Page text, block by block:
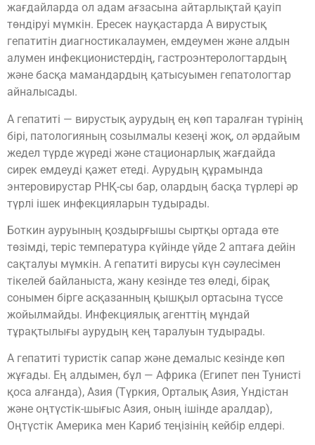
жағдайларда ол адам ағзасына айтарлықтай қауіп
төндіруі мүмкін. Ересек науқастарда А вирустық
гепатитін диагностикалаумен, емдеумен және алдын
алумен инфекционистердің, гастроэнтерологтардың
және басқа мамандардың қатысуымен гепатологтар
айналысады.
А гепатиті — вирустық аурудың ең көп таралған түрінің
бірі, патологияның созылмалы кезеңі жоқ, ол әрдайым
жедел түрде жүреді және стационарлық жағдайда
сирек емдеуді қажет етеді. Аурудың құрамында
энтеровирустар РНҚ-сы бар, олардың басқа түрлері әр
түрлі ішек инфекцияларын тудырады.
Боткин ауруының қоздырғышы сыртқы ортада өте
төзімді, теріс температура күйінде үйде 2 аптаға дейін
сақталуы мүмкін. А гепатиті вирусы күн сәулесімен
тікелей байланыста, жану кезінде тез өледі, бірақ
сонымен бірге асқазанның қышқыл ортасына түссе
жойылмайды. Инфекциялық агенттің мұндай
тұрақтылығы аурудың кең таралуын тудырады.
А гепатиті туристік сапар және демалыс кезінде көп
жұғады. Ең алдымен, бұл — Африка (Египет пен Тунисті
қоса алғанда), Азия (Түркия, Орталық Азия, Үндістан
және оңтүстік-шығыс Азия, оның ішінде аралдар),
Оңтүстік Америка мен Кариб теңізінің кейбір елдері.